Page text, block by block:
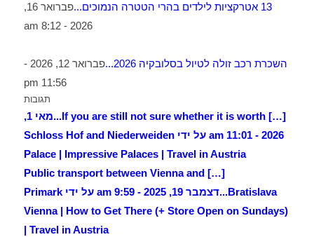
13 אטרקציות לילדים בהרי הטטרה הנמוכים...
פברואר 16,
2026 - 8:12 am
השכרת רכב זולה לטיול בסלובקיה 2026...
פברואר 12, 2026 -
11:56 pm
תגובות
[…] If you are still not sure whether it is worth...
מאי 1,
2026 - 11:01 am על ידי Schloss Hof and Niederweiden
Palace | Impressive Palaces | Travel in Austria
[…] Public transport between Vienna and
Bratislava...
דצמבר 19, 2025 - 9:59 am על ידי Primark
Vienna | How to Get There (+ Store Open on Sundays)
| Travel in Austria